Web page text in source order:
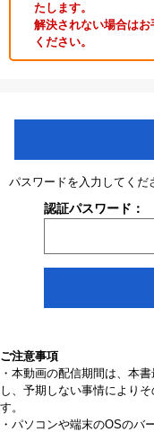
たします。
解決されない場合は
ください。
パスワードを入力してくだ
認証パスワード：
ご注意事項
・本動画の配信期間は、本
し、予期しない事情により
す。
・パソコンや端末のOSのバ